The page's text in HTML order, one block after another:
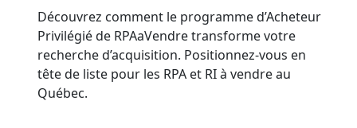
Découvrez comment le programme d’Acheteur
Privilégié de RPAaVendre transforme votre
recherche d’acquisition. Positionnez-vous en
tête de liste pour les RPA et RI à vendre au
Québec.